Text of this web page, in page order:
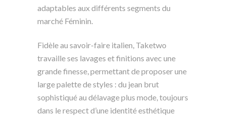
adaptables aux différents segments du
marché Féminin.
Fidèle au savoir-faire italien, Taketwo
travaille ses lavages et finitions avec une
grande finesse, permettant de proposer une
large palette de styles : du jean brut
sophistiqué au délavage plus mode, toujours
dans le respect d’une identité esthétique